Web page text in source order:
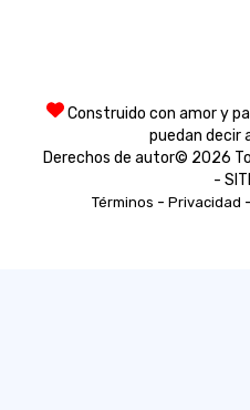
Construido con amor y
puedan decir
Derechos de autor© 2026
-
Términos - Privacidad -